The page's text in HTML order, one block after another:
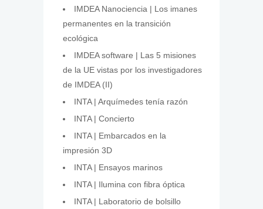
IMDEA Nanociencia | Los imanes
permanentes en la transición
ecológica
IMDEA software | Las 5 misiones
de la UE vistas por los investigadores
de IMDEA (II)
INTA | Arquímedes tenía razón
INTA | Concierto
INTA | Embarcados en la
impresión 3D
INTA | Ensayos marinos
INTA | Ilumina con fibra óptica
INTA | Laboratorio de bolsillo